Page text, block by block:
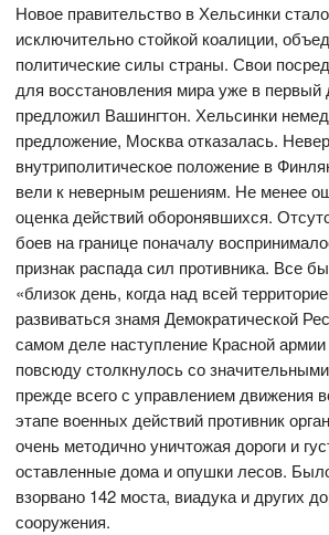
Новое правительство в Хельсинки
исключительно стойкой коалиции,
политические силы страны. Свои
для восстановления мира уже в первый
предложил Вашингтон. Хельсинки
предложение, Москва отказалась.
внутриполитическое положение в
вели к неверным решениям. Не менее
оценка действий оборонявшихся.
боев на границе поначалу
признак распада сил противника. Все
«близок день, когда над всей
развиваться знамя Демократической
самом деле наступление Красной армии
повсюду столкнулось со
прежде всего с управлением движения
этапе военных действий противник
очень методично уничтожая дороги и
оставленные дома и опушки лесов.
взорвано 142 моста, виадука и других
сооружения.